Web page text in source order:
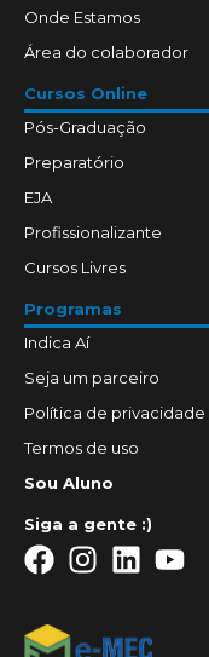
Onde Estamos
Área do colaborador
Cursos Online
Pós-Graduação
Preparatório
EJA
Profissionalizante
Cursos Livres
Programas
Indica Aí
Seja um parceiro
Política de privacidade
Termos de uso
Sou Aluno
Siga a gente :)